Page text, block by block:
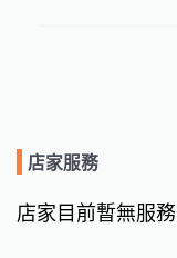
店家服務
店家目前暫無服務